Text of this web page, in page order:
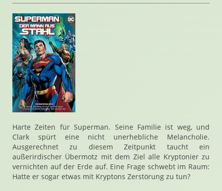
Harte Zeiten für Superman. Seine Familie ist weg, und
Clark spürt eine nicht unerhebliche Melancholie.
Ausgerechnet zu diesem Zeitpunkt taucht ein
außerirdischer Übermotz mit dem Ziel alle Kryptonier zu
vernichten auf der Erde auf. Eine Frage schwebt im Raum:
Hatte er sogar etwas mit Kryptons Zerstörung zu tun?